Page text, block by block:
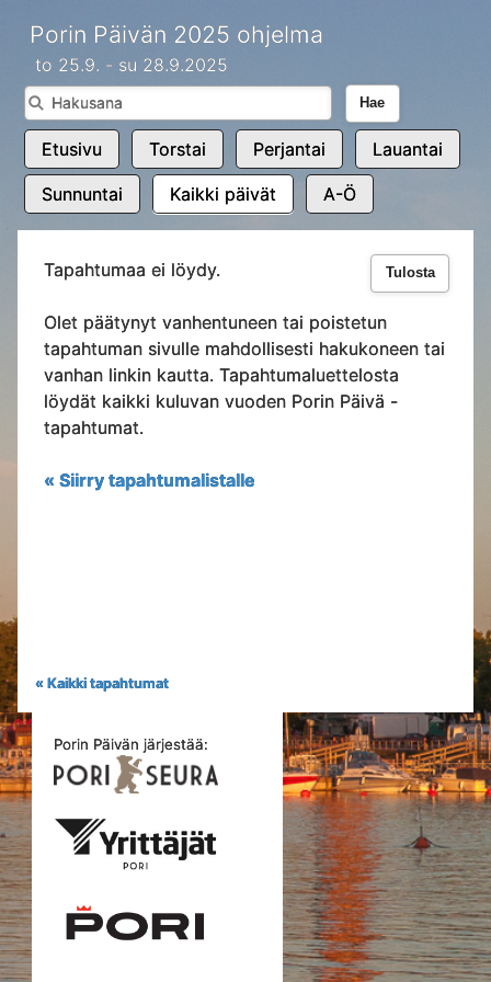
Porin Päivän 2025 ohjelma
to 25.9. - su 28.9.2025
Hae
Etusivu Torstai Perjantai Lauantai
Sunnuntai Kaikki päivät A-Ö
Tulosta
Tapahtumaa ei löydy.
Olet päätynyt vanhentuneen tai poistetun
tapahtuman sivulle mahdollisesti hakukoneen tai
vanhan linkin kautta. Tapahtumaluettelosta
löydät kaikki kuluvan vuoden Porin Päivä -
tapahtumat.
« Siirry tapahtumalistalle
« Kaikki tapahtumat
Porin Päivän järjestää: